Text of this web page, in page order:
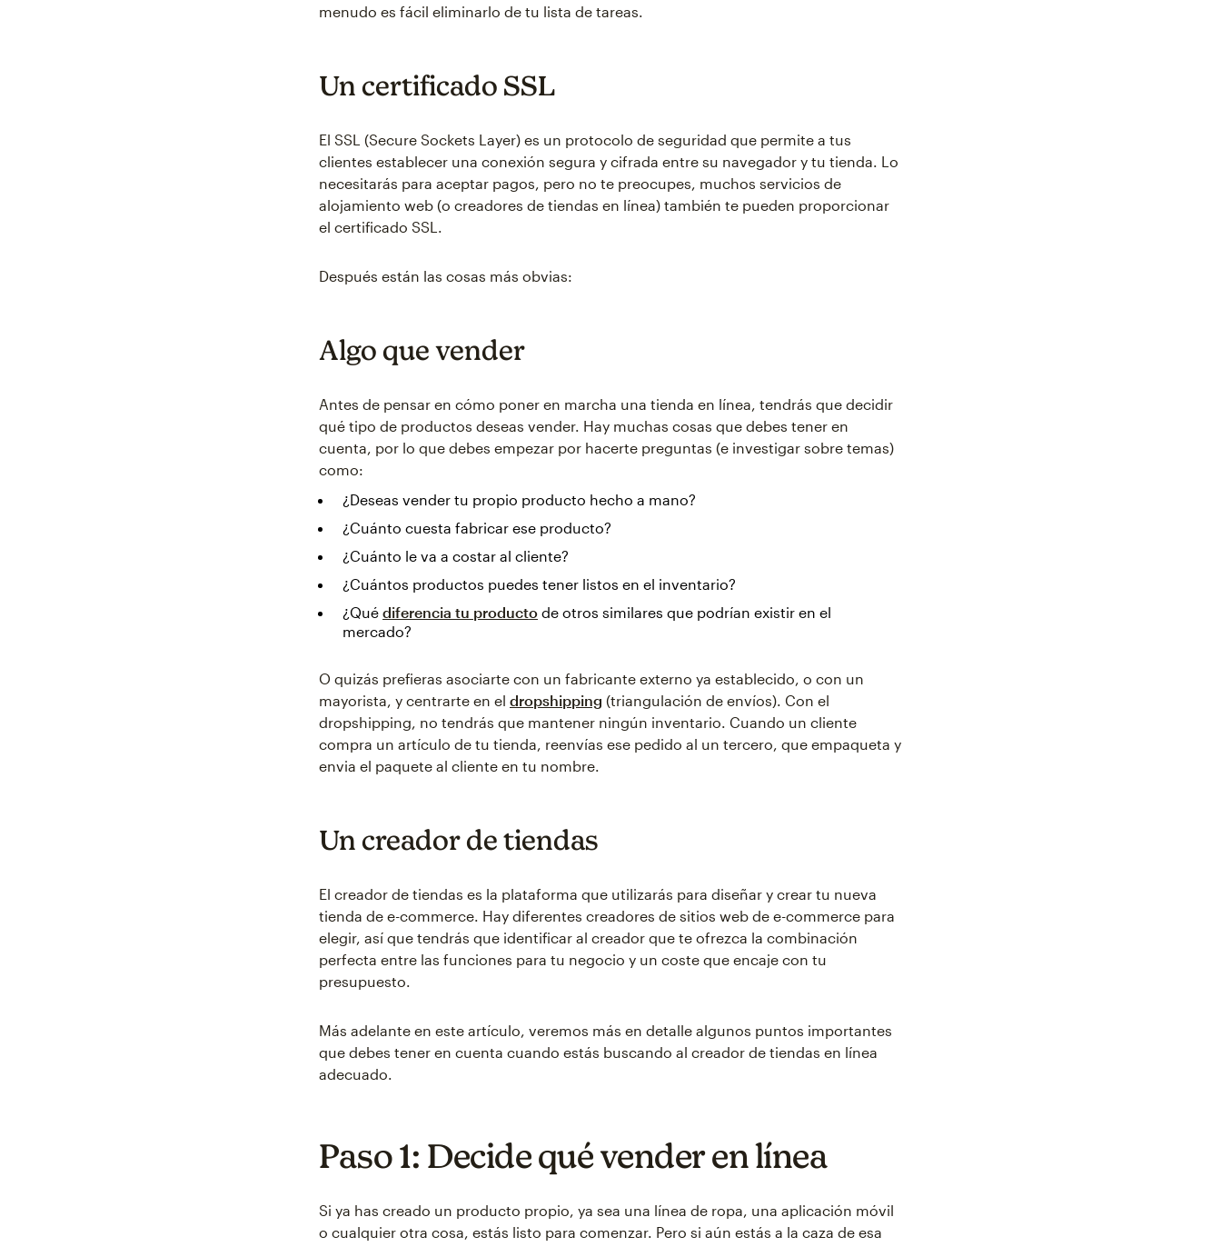
menudo es fácil eliminarlo de tu lista de tareas.
Un certificado SSL
El SSL (Secure Sockets Layer) es un protocolo de seguridad que permite a tus
clientes establecer una conexión segura y cifrada entre su navegador y tu tienda. Lo
necesitarás para aceptar pagos, pero no te preocupes, muchos servicios de
alojamiento web (o creadores de tiendas en línea) también te pueden proporcionar
el certificado SSL.
Después están las cosas más obvias:
Algo que vender
Antes de pensar en cómo poner en marcha una tienda en línea, tendrás que decidir
qué tipo de productos deseas vender. Hay muchas cosas que debes tener en
cuenta, por lo que debes empezar por hacerte preguntas (e investigar sobre temas)
como:
¿Deseas vender tu propio producto hecho a mano?
¿Cuánto cuesta fabricar ese producto?
¿Cuánto le va a costar al cliente?
¿Cuántos productos puedes tener listos en el inventario?
¿Qué diferencia tu producto de otros similares que podrían existir en el
mercado?
O quizás prefieras asociarte con un fabricante externo ya establecido, o con un
mayorista, y centrarte en el dropshipping (triangulación de envíos). Con el
dropshipping, no tendrás que mantener ningún inventario. Cuando un cliente
compra un artículo de tu tienda, reenvías ese pedido al un tercero, que empaqueta y
envia el paquete al cliente en tu nombre.
Un creador de tiendas
El creador de tiendas es la plataforma que utilizarás para diseñar y crear tu nueva
tienda de e-commerce. Hay diferentes creadores de sitios web de e-commerce para
elegir, así que tendrás que identificar al creador que te ofrezca la combinación
perfecta entre las funciones para tu negocio y un coste que encaje con tu
presupuesto.
Más adelante en este artículo, veremos más en detalle algunos puntos importantes
que debes tener en cuenta cuando estás buscando al creador de tiendas en línea
adecuado.
Paso 1: Decide qué vender en línea
Si ya has creado un producto propio, ya sea una línea de ropa, una aplicación móvil
o cualquier otra cosa, estás listo para comenzar. Pero si aún estás a la caza de esa